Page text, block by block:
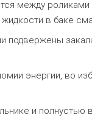
между
в баке
подвержены
энергии, во
и полнустью